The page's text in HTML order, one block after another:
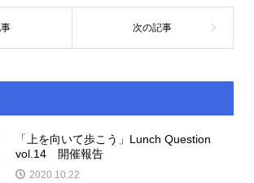
「上を向いて歩こう」Lunch Question
vol.14 開催報告
2020.10.22